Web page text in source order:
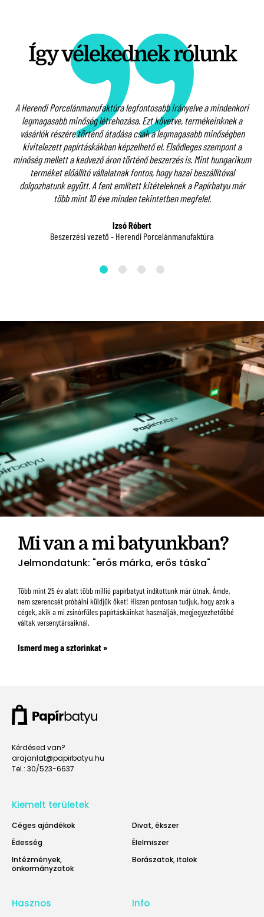
Így vélekednek rólunk
A Herendi Porcelánmanufaktúra legfontosabb irányelve a mindenkori
legmagasabb minőség létrehozása. Ezt követve, termékeinknek a
vásárlók részére történő átadása csak a legmagasabb minőségben
kivitelezett papírtáskákban képzelhető el. Elsődleges szempont a
minőség mellett a kedvező áron történő beszerzés is. Mint hungarikum
terméket előállító vállalatnak fontos, hogy hazai beszállítóval
dolgozhatunk együtt. A fent említett kitételeknek a Papírbatyu már
több mint 10 éve minden tekintetben megfelel.
Izsó Róbert
Beszerzési vezető - Herendi Porcelánmanufaktúra
Mi van a mi batyunkban?
Jelmondatunk: "erős márka, erős táska"
Több mint 25 év alatt több millió papírbatyut indítottunk már útnak. Ámde,
nem szerencsét próbálni küldjük őket! Hiszen pontosan tudjuk, hogy azok a
cégek, akik a mi zsinórfüles papírtáskáinkat használják, megjegyezhetőbbé
váltak versenytársaiknál.
Ismerd meg a sztorinkat »
Kérdésed van?
arajanlat@papirbatyu.hu
Tel.: 30/523-6637
Kiemelt területek
Céges ajándékok
Divat, ékszer
Édesség
Élelmiszer
Intézmények,
önkormányzatok
Borászatok, italok
Hasznos Info